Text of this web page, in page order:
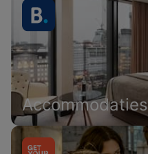
Accommodaties